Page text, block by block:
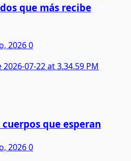
que más recibe
20260
que esperan
20260